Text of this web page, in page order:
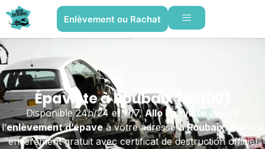
Enlèvement ou Rachat
Épaviste à Roubaix (59100)
Disponible 24h/24 et 7j/7,Allo Épaviste assure
l’enlèvement d’épaveà votre adresseà Roubaix. Service
entièrement gratuit avec certificat de destruction officiel